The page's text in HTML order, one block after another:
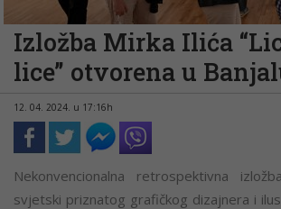
Izložba Mirka Ilića
lice” otvorena u
12. 04. 2024. u 17:16h
Nekonvencionalna retrospektivna
svjetski priznatog grafičkog dizajnera i